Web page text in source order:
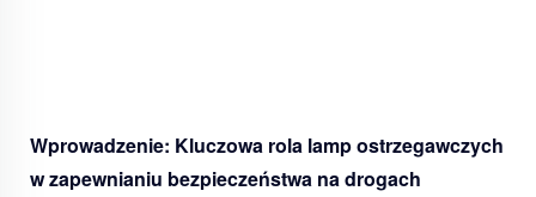
Wprowadzenie: Kluczowa rola lamp ostrzegawczych
w zapewnianiu bezpieczeństwa na drogach